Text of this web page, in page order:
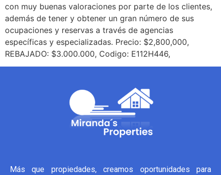
con muy buenas valoraciones por parte de los clientes,
además de tener y obtener un gran número de sus
ocupaciones y reservas a través de agencias
específicas y especializadas. Precio: $2,800,000,
REBAJADO: $3.000.000, Codigo: E112H446,
Más que propiedades, creamos oportunidades para